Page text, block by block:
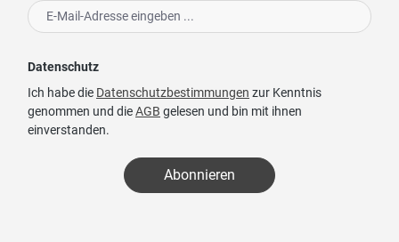
Datenschutz
Ich habe die Datenschutzbestimmungen zur Kenntnis
genommen und dieAGB gelesen und bin mit ihnen
einverstanden.
Abonnieren